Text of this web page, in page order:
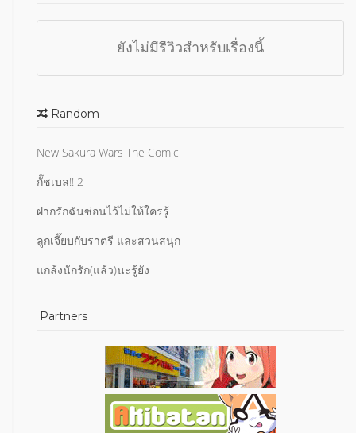
ยังไม่มีรีวิวสำหรับเรื่องนี้
Random
New Sakura Wars The Comic
กั๊ชเบล!! 2
ฝากรักฉันซ่อนไว้ไม่ให้ใครรู้
ลูกเจี๊ยบกับราตรี และสวนสนุก
แกล้งนักรัก(แล้ว)นะรู้ยัง
Partners